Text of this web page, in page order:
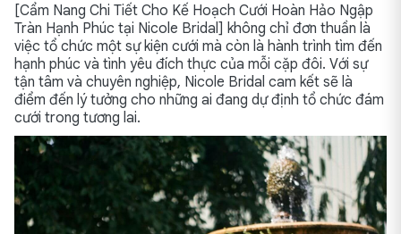
[Cẩm Nang Chi Tiết Cho Kế Hoạch Cưới Hoàn Hảo Ngập
Tràn Hạnh Phúc tại Nicole Bridal] không chỉ đơn thuần là
việc tổ chức một sự kiện cưới mà còn là hành trình tìm đến
hạnh phúc và tình yêu đích thực của mỗi cặp đôi. Với sự
tận tâm và chuyên nghiệp, Nicole Bridal cam kết sẽ là
điểm đến lý tưởng cho những ai đang dự định tổ chức đám
cưới trong tương lai.